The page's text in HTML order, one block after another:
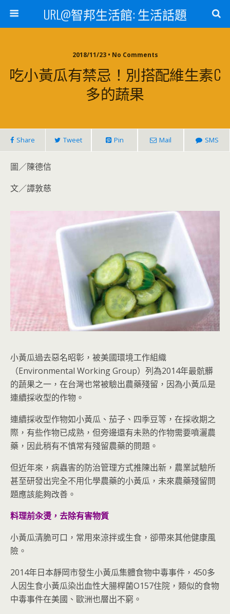
URL@智邦生活館: 生活話題
2018/11/23 • No Comments
吃小黃瓜有禁忌！別搭配維生素C
多的蔬果
Share Tweet Pin Mail SMS
圖／陳德信
文／譚敦慈
小黃瓜過去惡名昭彰，被美國環境工作組織
（Environmental Working Group）列為2014年最骯髒
的蔬果之一，在台灣也常被驗出農藥殘留，因為小黃瓜是
連續採收型的作物。
連續採收型作物如小黃瓜、茄子、四季豆等，在採收期之
際，有些作物已成熟，但旁邊還有未熟的作物需要噴灑農
藥，因此稍有不慎常有殘留農藥的問題。
但近年來，病蟲害的防治管理方式推陳出新，農業試驗所
甚至研發出完全不用化學農藥的小黃瓜，未來農藥殘留問
題應該能夠改善。
料理前汆燙，去除有害物質
小黃瓜清脆可口，常用來涼拌或生食，卻帶來其他健康風
險。
2014年日本靜岡市發生小黃瓜集體食物中毒事件，450多
人因生食小黃瓜染出血性大腸桿菌O157住院，類似的食物
中毒事件在美國、歐洲也層出不窮。